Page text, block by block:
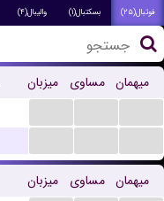
فوتبال(۲۵) بسکتبال(۱) والیبال(۴)
میزبان مساوی میهمان
میزبان مساوی میهمان